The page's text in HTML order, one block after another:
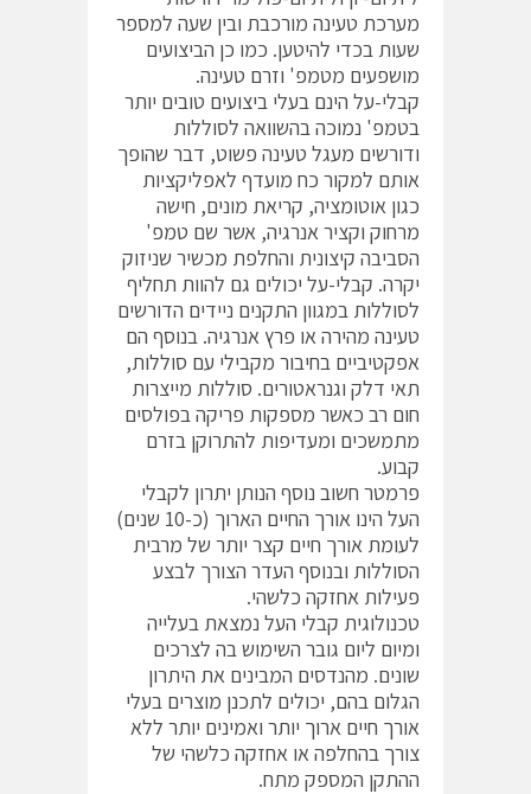
מערכת טעינה מורכבת ובין שעה למספר
שעות בכדי להיטען. כמו כן הביצועים
מושפעים מטמפ' וזרם טעינה.
קבלי-על הינם בעלי ביצועים טובים יותר
בטמפ' נמוכה בהשוואה לסוללות
ודורשים מעגל טעינה פשוט, דבר שהופך
אותם למקור כח מועדף לאפליקציות
כגון אוטומציה, קריאת מונים, חישה
מרחוק וקציר אנרגיה, אשר שם טמפ'
הסביבה קיצונית והחלפת מכשיר שניזוק
יקרה. קבלי-על יכולים גם להוות תחליף
לסוללות במגוון התקנים ניידים הדורשים
טעינה מהירה או פרץ אנרגיה. בנוסף הם
אפקטיביים בחיבור מקבילי עם סוללות,
תאי דלק וגנראטורים. סוללות מייצרות
חום רב כאשר מספקות פריקה בפולסים
מתמשכים ומעדיפות להתרוקן בזרם
קבוע.
פרמטר חשוב נוסף הנותן יתרון לקבלי
העל הינו אורך החיים הארוך (כ-10 שנים)
לעומת אורך חיים קצר יותר של מרבית
הסוללות ובנוסף העדר הצורך לבצע
פעילות אחזקה כלשהי.
טכנולוגית קבלי העל נמצאת בעלייה
ומיום ליום גובר השימוש בה לצרכים
שונים. מהנדסים המבינים את היתרון
הגלום בהם, יכולים לתכנן מוצרים בעלי
אורך חיים ארוך יותר ואמינים יותר ללא
צורך בהחלפה או אחזקה כלשהי של
ההתקן המספק מתח.